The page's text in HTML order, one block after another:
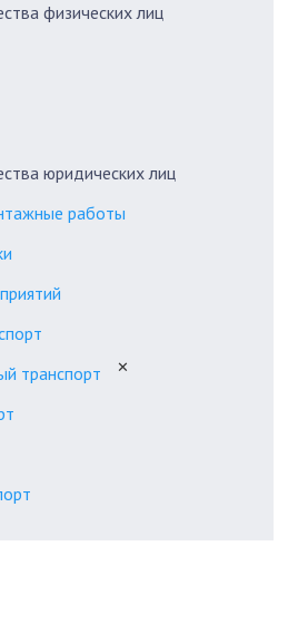
физических лиц
юридических лиц
работы
транспорт
✕